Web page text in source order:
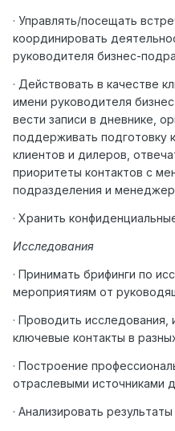
· Управлять/посещать
координировать
руководителя бизнес-
· Действовать в качестве
имени руководителя
вести записи в дневнике,
поддерживать подготовку
клиентов и дилеров,
приоритеты контактов с
подразделения и
· Хранить
Исследования
· Принимать брифинги по
мероприятиям от
· Проводить исследования,
ключевые контакты в
· Построение
отраслевыми источниками
· Анализировать